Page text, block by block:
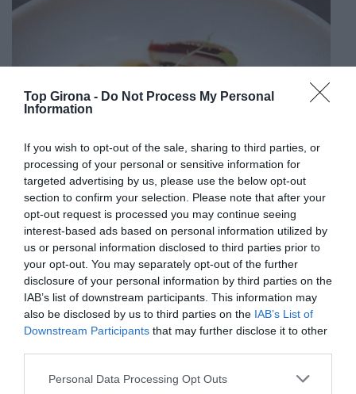
Top Girona - Do Not Process My Personal
Information
If you wish to opt-out of the sale, sharing to third parties, or
processing of your personal or sensitive information for
targeted advertising by us, please use the below opt-out
section to confirm your selection. Please note that after your
opt-out request is processed you may continue seeing
interest-based ads based on personal information utilized by
us or personal information disclosed to third parties prior to
your opt-out. You may separately opt-out of the further
disclosure of your personal information by third parties on the
IAB’s list of downstream participants. This information may
also be disclosed by us to third parties on the IAB’s List of
Downstream Participants that may further disclose it to other
Personal Data Processing Opt Outs
tercera generació d’una nissaga que ha convertit un